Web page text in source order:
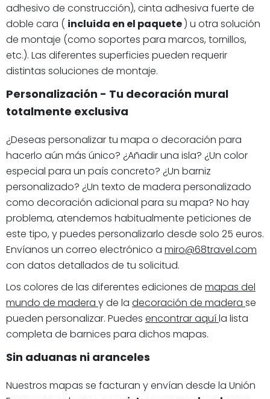
adhesivo de construcción), cinta adhesiva fuerte de
doble cara ( incluida en el paquete) u otra solución
de montaje (como soportes para marcos, tornillos,
etc.). Las diferentes superficies pueden requerir
distintas soluciones de montaje.
Personalización - Tu decoración mural
totalmente exclusiva
¿Deseas personalizar tu mapa o decoración para
hacerlo aún más único? ¿Añadir una isla? ¿Un color
especial para un país concreto? ¿Un barniz
personalizado? ¿Un texto de madera personalizado
como decoración adicional para su mapa? No hay
problema, atendemos habitualmente peticiones de
este tipo, y puedes personalizarlo desde solo 25 euros.
Envíanos un correo electrónico a miro@68travel.com
con datos detallados de tu solicitud.
Los colores de las diferentes ediciones de mapas del
mundo de madera y de la decoración de madera se
pueden personalizar. Puedes encontrar aquíla lista
completa de barnices para dichos mapas.
Sin aduanas ni aranceles
Nuestros mapas se facturan y envían desde la Unión